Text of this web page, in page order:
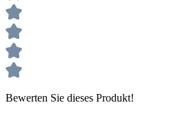
Bewerten Sie dieses Produkt!